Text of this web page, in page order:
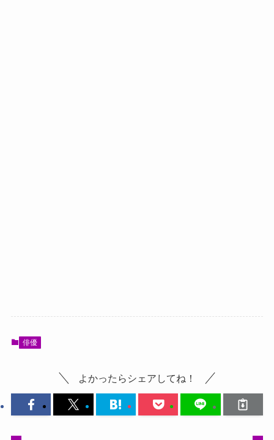
俳優
よかったらシェアしてね！